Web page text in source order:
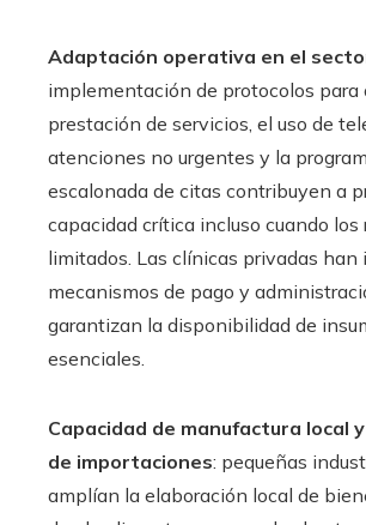
Adaptación operativa en el
implementación de protocolos para
prestación de servicios, el uso de
atenciones no urgentes y la
escalonada de citas contribuyen a
capacidad crítica incluso cuando los
limitados. Las clínicas privadas han
mecanismos de pago y
garantizan la disponibilidad de
esenciales.
Capacidad de manufactura local
de importaciones: pequeñas
amplían la elaboración local de